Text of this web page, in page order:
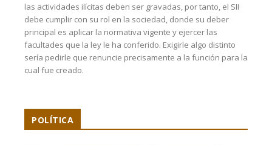
las actividades ilícitas deben ser gravadas, por tanto, el SII
debe cumplir con su rol en la sociedad, donde su deber
principal es aplicar la normativa vigente y ejercer las
facultades que la ley le ha conferido. Exigirle algo distinto
sería pedirle que renuncie precisamente a la función para la
cual fue creado.
POLÍTICA